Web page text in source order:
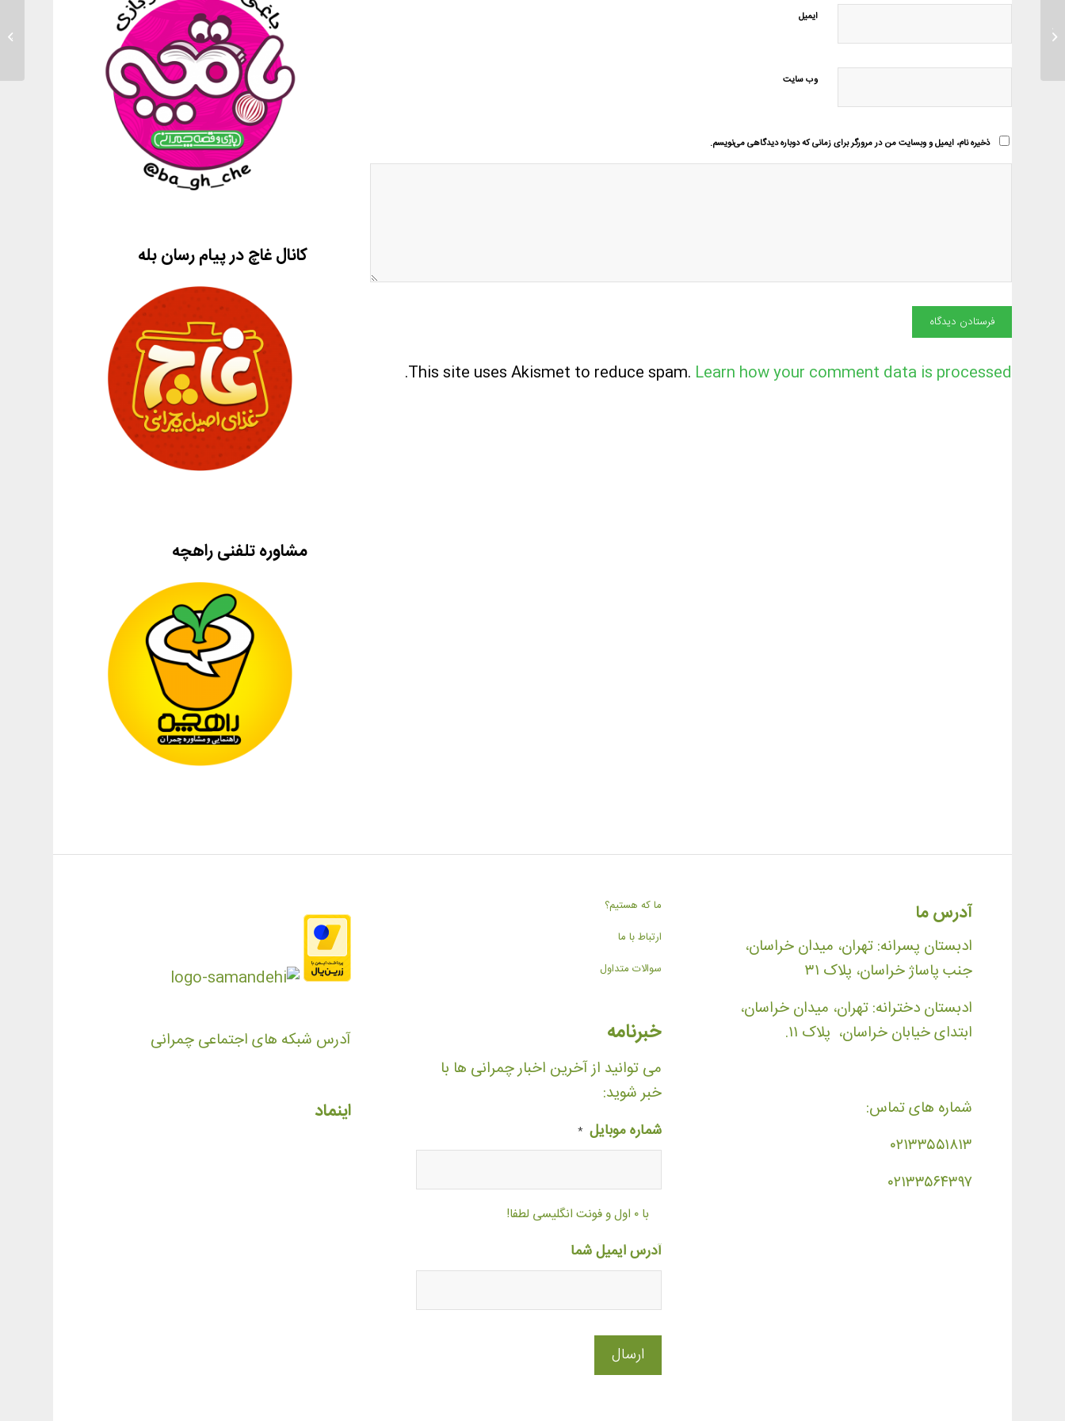
ایمیل
وب‌ سایت
ذخیره نام، ایمیل و وبسایت من در مرورگر برای زمانی که دوباره دیدگاهی می‌نویسم.
This site uses Akismet to reduce spam. Learn how your comment data is processed
.
کانال غاچ در پیام رسان بله
مشاوره تلفنی راهچه
آدرس ما
ادبستان پسرانه: تهران، میدان خراسان،
جنب پاساژ خراسان، پلاک ۳۱
ادبستان دخترانه: تهران، میدان خراسان،
ابتدای خیابان خراسان، پلاک ۱۱.
شماره های تماس:
۰۲۱۳۳۵۵۱۸۱۳
۰۲۱۳۳۵۶۴۳۹۷
ما که هستیم؟
ارتباط با ما
سوالات متداول
خبرنامه
می توانید از آخرین اخبار چمرانی ها با
خبر شوید:
شماره موبایل *
با ۰ اول و فونت انگلیسی لطفا!
آدرس ایمیل شما
آدرس شبکه های اجتماعی چمرانی
اینماد
خودمان یک جامدادی برای مداد رنگی
هایمان بدوزیم...